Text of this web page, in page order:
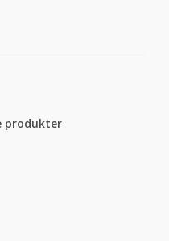
produkter